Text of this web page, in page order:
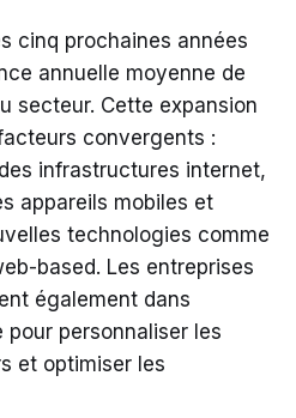
cinq prochaines années
annuelle moyenne de
secteur. Cette expansion
convergents :
infrastructures internet,
appareils mobiles et
technologies comme
based. Les entreprises
également dans
pour personnaliser les
et optimiser les